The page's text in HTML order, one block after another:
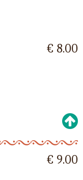
€ 8.00
€ 9.00